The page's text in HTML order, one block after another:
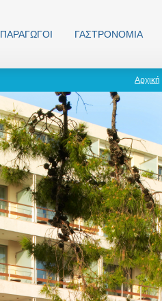
ΠΑΡΑΓΩΓΟΊ ΓΑΣΤΡΟΝΟΜΊΑ
Αρχική